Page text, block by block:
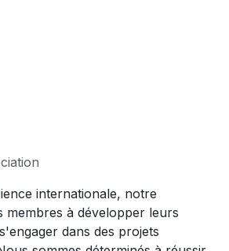
internationale, notre
membres à développer leurs
dans des projets